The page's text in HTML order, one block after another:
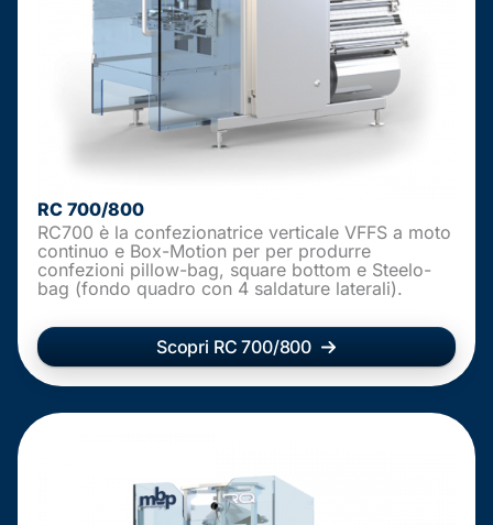
RC 700/800
RC700 è la confezionatrice verticale VFFS a moto
continuo e Box-Motion per per produrre
confezioni pillow-bag, square bottom e Steelo-
bag (fondo quadro con 4 saldature laterali).
Scopri RC 700/800